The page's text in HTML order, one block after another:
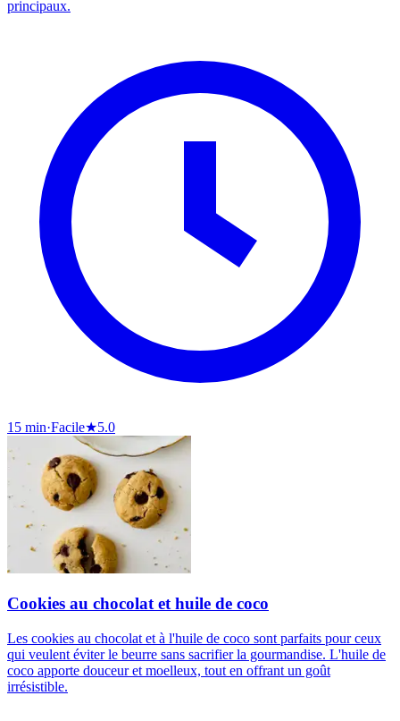
principaux.
15 min·Facile★5.0
Cookies au chocolat et huile de coco
Les cookies au chocolat et à l'huile de coco sont parfaits pour ceux
qui veulent éviter le beurre sans sacrifier la gourmandise. L'huile de
coco apporte douceur et moelleux, tout en offrant un goût
irrésistible.